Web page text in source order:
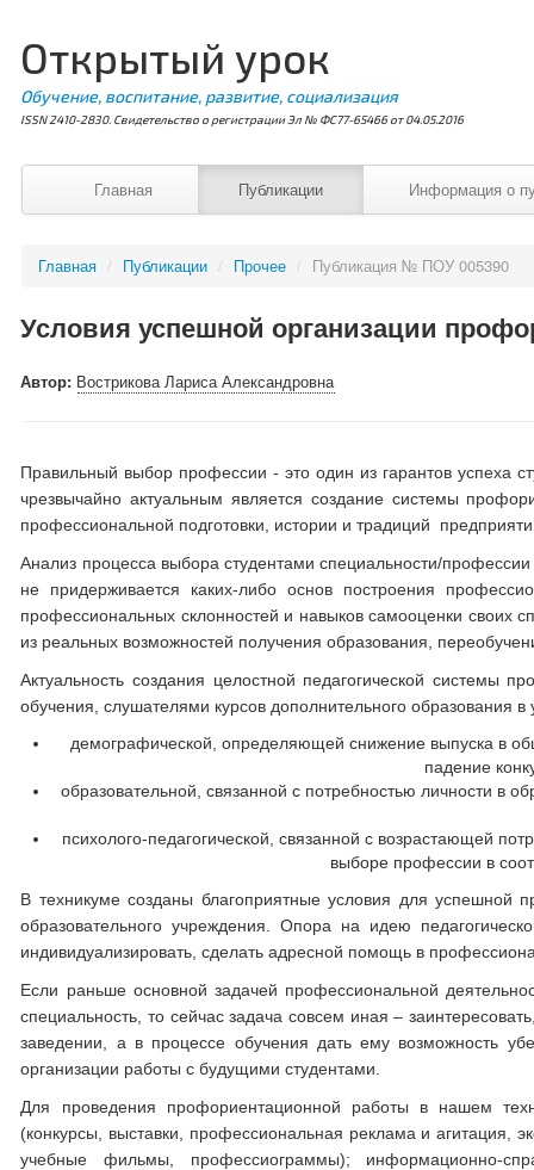
Открытый урок
Обучение, воспитание, развитие, социализация
ISSN 2410-2830. Свидетельство о регистрации Эл № ФС77-65466 от 04.05.2016
Главная Публикации Информация о
Главная / Публикации / Прочее / Публикация № ПОУ 005390
Условия успешной организации
Автор: Вострикова Лариса Александровна
Правильный выбор профессии - это один из гарантов успеха
чрезвычайно актуальным является создание системы
профессиональной подготовки, истории и традиций
Анализ процесса выбора студентами специальности/
не придерживается каких-либо основ построения
профессиональных склонностей и навыков самооценки своих
из реальных возможностей получения образования,
Актуальность создания целостной педагогической
обучения, слушателями курсов дополнительного образования
демографической, определяющей снижение выпуска в
падение
образовательной, связанной с потребностью личности в
психолого-педагогической, связанной с возрастающей
выборе профессии в
В техникуме созданы благоприятные условия для успешной
образовательного учреждения. Опора на идею
индивидуализировать, сделать адресной помощь в
Если раньше основной задачей профессиональной
специальность, то сейчас задача совсем иная –
заведении, а в процессе обучения дать ему возможность
организации работы с будущими студентами.
Для проведения профориентационной работы в нашем
(конкурсы, выставки, профессиональная реклама и агитация,
учебные фильмы, профессиограммы); информационно-